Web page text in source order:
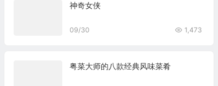
神奇女侠
09/30 1,473
粤菜大师的八款经典风味菜肴